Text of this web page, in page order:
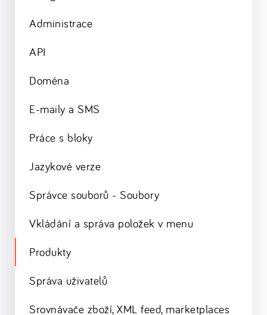
Administrace
API
Doména
E-maily a SMS
Práce s bloky
Jazykové verze
Správce souborů - Soubory
Vkládání a správa položek v menu
Produkty
Správa uživatelů
Srovnávače zboží, XML feed, marketplaces